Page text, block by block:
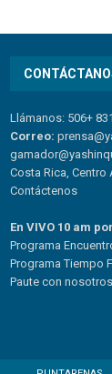
Llámanos: 506+
Correo:
Costa Rica, Centro
Contáctenos
En VIVO 10 am
Programa
Programa Tiempo
Pautecon nosotros